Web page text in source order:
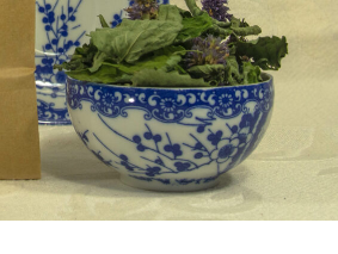
Envoyer l'avis